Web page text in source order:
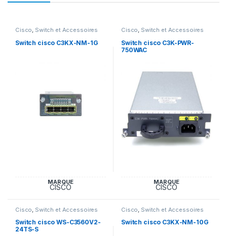
Cisco, Switch et Accessoires
Switch cisco C3KX-NM-1G
MARQUE
CISCO
Cisco, Switch et Accessoires
Switch cisco C3K-PWR-
750WAC
MARQUE
CISCO
Cisco Switch et Accessoires
Cisco
Switch cisco WS-C3560V2-
24TS-S
Cisco Switch et Accessoires
Cisco
Switch cisco C3KX-NM-10G